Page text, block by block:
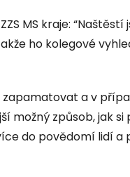
MS kraje: “Naštěstí
ho kolegové
zapamatovat a v
možný způsob, jak si
do povědomí lidí a